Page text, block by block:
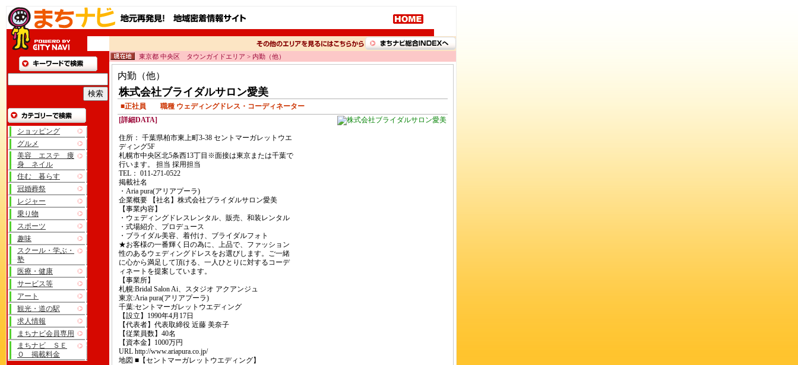
ショッピング
グルメ
美容 エステ 痩
身 ネイル
住む 暮らす
冠婚葬祭
レジャー
乗り物
スポーツ
趣味
スクール・学ぶ・
塾
医療・健康
サービス等
アート
観光・道の駅
求人情報
まちナビ会員専用
まちナビ ＳＥ
Ｏ 掲載料金
東京都 中央区 タウンガイドエリア > 内勤（他）
内勤（他）
株式会社ブライダルサロン愛美
■正社員 職種 ウェディングドレス・コーディネーター
[詳細DATA]
住所： 千葉県柏市東上町3-38 セントマーガレットウエ
ディング5F
札幌市中央区北5条西13丁目※面接は東京または千葉で
行います。 担当 採用担当
TEL： 011-271-0522
掲載社名
・Aria pura(アリアプーラ)
企業概要 【社名】株式会社ブライダルサロン愛美
【事業内容】
・ウェディングドレスレンタル、販売、和装レンタル
・式場紹介、プロデュース
・ブライダル美容、着付け、ブライダルフォト
★お客様の一番輝く日の為に、上品で、ファッション
性のあるウェディングドレスをお選びします。ご一緒
に心から満足して頂ける、一人ひとりに対するコーデ
ィネートを提案しています。
【事業所】
札幌:Bridal Salon Ai、スタジオ アクアンジュ
東京:Aria pura(アリアプーラ)
千葉:セントマーガレットウエディング
【設立】1990年4月17日
【代表者】代表取締役 近藤 美奈子
【従業員数】40名
【資本金】1000万円
URL http://www.ariapura.co.jp/
地図 ■【セントマーガレットウエディング】